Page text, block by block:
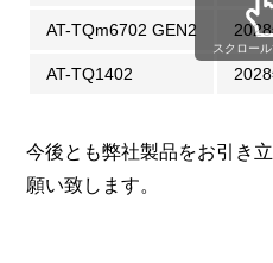
AT-TQm6702 GEN2
AT-TQ1402
スクロー
今後とも弊社製品をお引き
願い致します。